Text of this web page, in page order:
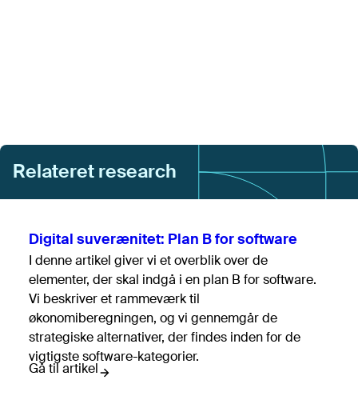
Relateret research
Digital suverænitet: Plan B for software
I denne artikel giver vi et overblik over de
elementer, der skal indgå i en plan B for software.
Vi beskriver et rammeværk til
økonomiberegningen, og vi gennemgår de
strategiske alternativer, der findes inden for de
vigtigste software-kategorier.
Gå til artikel